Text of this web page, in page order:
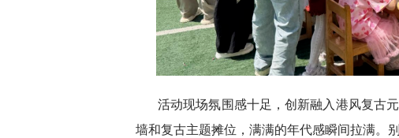
活动现场氛围感十足，创新融入港风复古
墙和复古主题摊位，满满的年代感瞬间拉满。